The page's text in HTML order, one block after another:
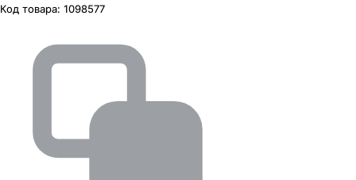
Код товара: 1098577